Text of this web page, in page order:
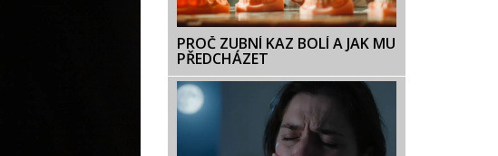
PROČ ZUBNÍ KAZ BOLÍ A JAK MU
PŘEDCHÁZET